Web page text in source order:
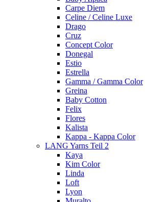
Carpe Diem
Celine / Celine Luxe
Drago
Cruz
Concept Color
Donegal
Estio
Estrella
Gamma / Gamma Color
Greina
Baby Cotton
Felix
Flores
Kalista
Kappa - Kappa Color
LANG Yarns Teil 2
Kaya
Kim Color
Linda
Loft
Lyon